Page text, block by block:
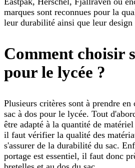
marques sont reconnues pour la
leur durabilité ainsi que leur design
Comment choisir
pour le lycée ?
Plusieurs critères sont à prendre
sac à dos pour le lycée. Tout
être adapté à la quantité de
il faut vérifier la qualité des
s'assurer de la durabilité du sac.
portage est essentiel, il faut donc